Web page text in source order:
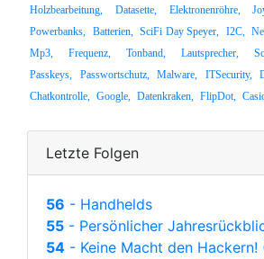
Holzbearbeitung,
Datasette, Elektronenröhre,
Powerbanks, Batterien, SciFi Day Speyer, I2C,
Mp3,
Frequenz, Tonband, Lautsprecher,
Passkeys,
Passwortschutz, Malware, ITSecurity,
Chatkontrolle, Google, Datenkraken, FlipDot,
Letzte Folgen
56 - Handhelds
55 - Persönlicher
54 - Keine Macht den Hackern!